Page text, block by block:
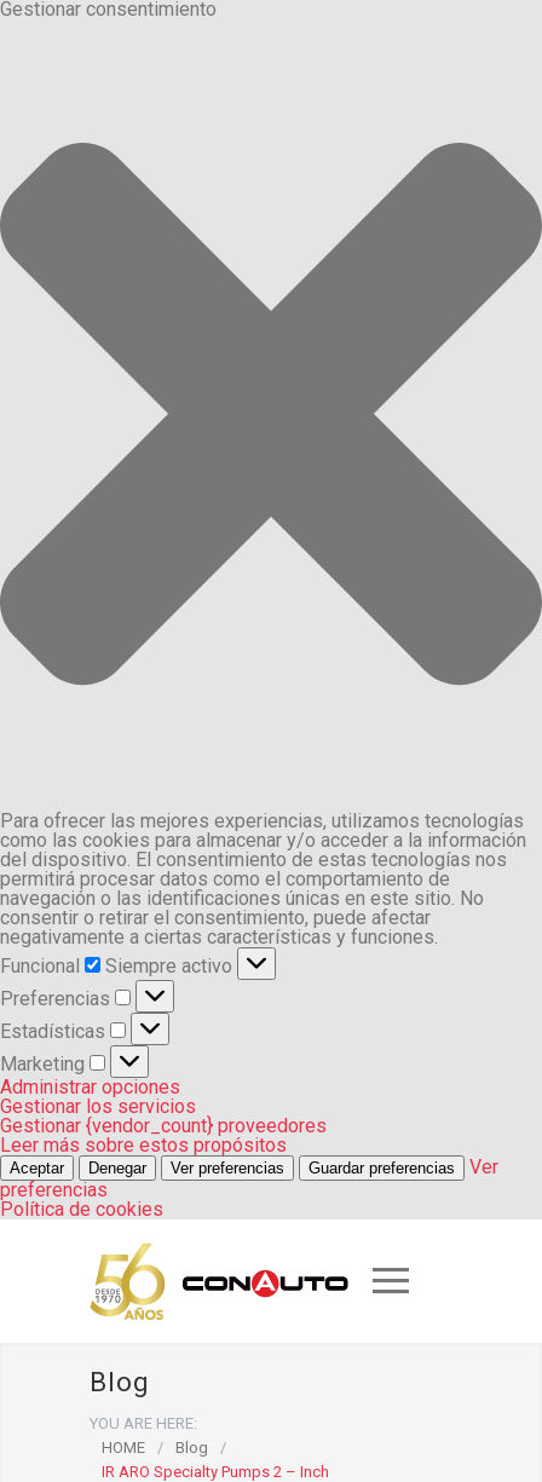
Gestionar consentimiento
Para ofrecer las mejores experiencias, utilizamos tecnologías
como las cookies para almacenar y/o acceder a la información
del dispositivo. El consentimiento de estas tecnologías nos
permitirá procesar datos como el comportamiento de
navegación o las identificaciones únicas en este sitio. No
consentir o retirar el consentimiento, puede afectar
negativamente a ciertas características y funciones.
Funcional
Funcional
Siempre activo
Preferencias
Preferencias
Estadísticas
Estadísticas
Marketing
Marketing
Administrar opciones
Gestionar los servicios
Gestionar {vendor_count} proveedores
Leer más sobre estos propósitos
Aceptar Denegar Ver preferencias Guardar preferencias
Ver
preferencias
Política de cookies
Blog
YOU ARE HERE:
HOME
/ Blog
/
IR ARO Specialty Pumps 2 – Inch